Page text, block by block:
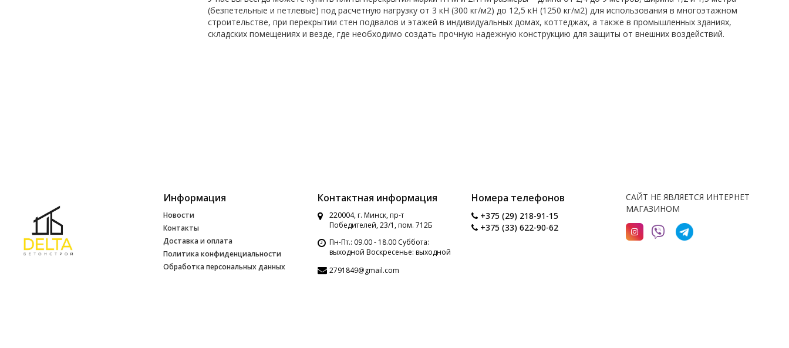
(безпетельные и петлевые) под расчетную нагрузку от 3 кН (300 кг/м2) до 12,5 кН (1250 кг/м2) для использования в многоэтажном
строительстве, при перекрытии стен подвалов и этажей в индивидуальных домах, коттеджах, а также в промышленных зданиях,
складских помещениях и везде, где необходимо создать прочную надежную конструкцию для защиты от внешних воздействий.
Информация
Новости
Контакты
Доставка и оплата
Политика конфиденциальности
Обработка персональных данных
Контактная информация
220004, г. Минск, пр-т
Победителей, 23/1, пом. 712Б
Пн-Пт.: 09.00 - 18.00 Суббота:
выходной Воскресенье: выходной
2791849@gmail.com
Номера телефонов
+375 (29) 218-91-15
+375 (33) 622-90-62
САЙТ НЕ ЯВЛЯЕТСЯ ИНТЕРНЕТ
МАГАЗИНОМ